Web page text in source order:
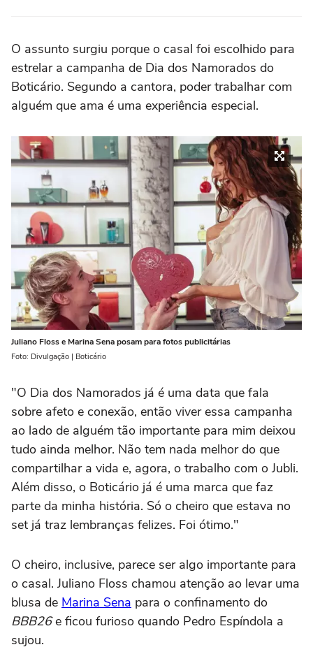
O assunto surgiu porque o casal foi escolhido para
estrelar a campanha de Dia dos Namorados do
Boticário. Segundo a cantora, poder trabalhar com
alguém que ama é uma experiência especial.
Juliano Floss e Marina Sena posam para fotos publicitárias
Foto: Divulgação | Boticário
"O Dia dos Namorados já é uma data que fala
sobre afeto e conexão, então viver essa campanha
ao lado de alguém tão importante para mim deixou
tudo ainda melhor. Não tem nada melhor do que
compartilhar a vida e, agora, o trabalho com o Jubli.
Além disso, o Boticário já é uma marca que faz
parte da minha história. Só o cheiro que estava no
set já traz lembranças felizes. Foi ótimo."
O cheiro, inclusive, parece ser algo importante para
o casal. Juliano Floss chamou atenção ao levar uma
blusa de Marina Sena para o confinamento do
BBB26e ficou furioso quando Pedro Espíndola a
sujou.